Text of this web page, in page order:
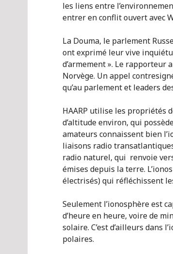
les liens entre
entrer en conflit ouvert avec
La Douma, le parlement
ont exprimé leur vive
d’armement ». Le rapporteur
Norvège. Un appel
qu’au parlement et leaders
HAARP utilise les propriétés
d’altitude environ, qui
amateurs connaissent bien
liaisons radio
radio naturel, qui renvoie
émises depuis la terre.
électrisés) qui réfléchissent
Seulement l’ionosphère est
d’heure en heure, voire de
solaire. C’est d’ailleurs dans
polaires.